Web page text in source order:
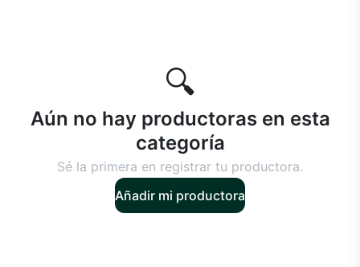
🔍
Aún no hay productoras en esta
categoría
Sé la primera en registrar tu productora.
Añadir mi productora